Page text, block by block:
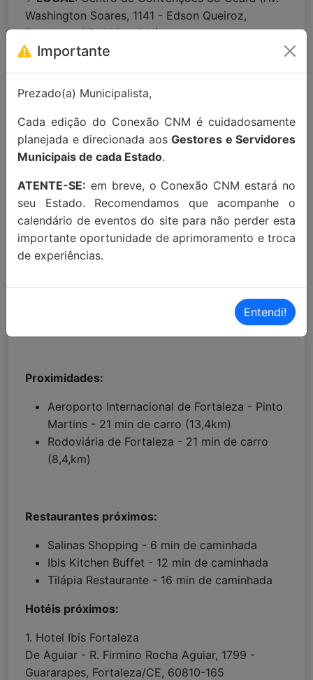
Washington Soares, 1141 - Edson Queiroz,
Fortaleza/CE, 60811-341)
Para maiores informações entre em
app(51) 9 9215-3439.
Apoio Institucional:
MAIORES INFORMAÇÕES:
Localização Maps:Clique aqui!
Proximidades:
Aeroporto Internacional de Fortaleza - Pinto
Martins - 21 min de carro (13,4km)
Rodoviária de Fortaleza - 21 min de carro
(8,4,km)
Restaurantes próximos:
Salinas Shopping - 6 min de caminhada
Ibis Kitchen Buffet - 12 min de caminhada
Tilápia Restaurante - 16 min de caminhada
Hotéis próximos:
1. Hotel Ibis Fortaleza
De Aguiar - R. Firmino Rocha Aguiar, 1799 -
Guararapes, Fortaleza/CE, 60810-165
Importante
Prezado(a) Municipalista,
Cada edição do Conexão CNM é cuidadosamente
planejada e direcionada aos Gestores e Servidores
Municipais de cada Estado.
ATENTE-SE: em breve, o Conexão CNM estará no
seu Estado. Recomendamos que acompanhe o
calendário de eventos do site para não perder esta
importante oportunidade de aprimoramento e troca
de experiências.
Entendi!